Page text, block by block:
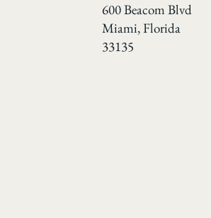
600 Beacom Blvd
Miami, Florida
33135